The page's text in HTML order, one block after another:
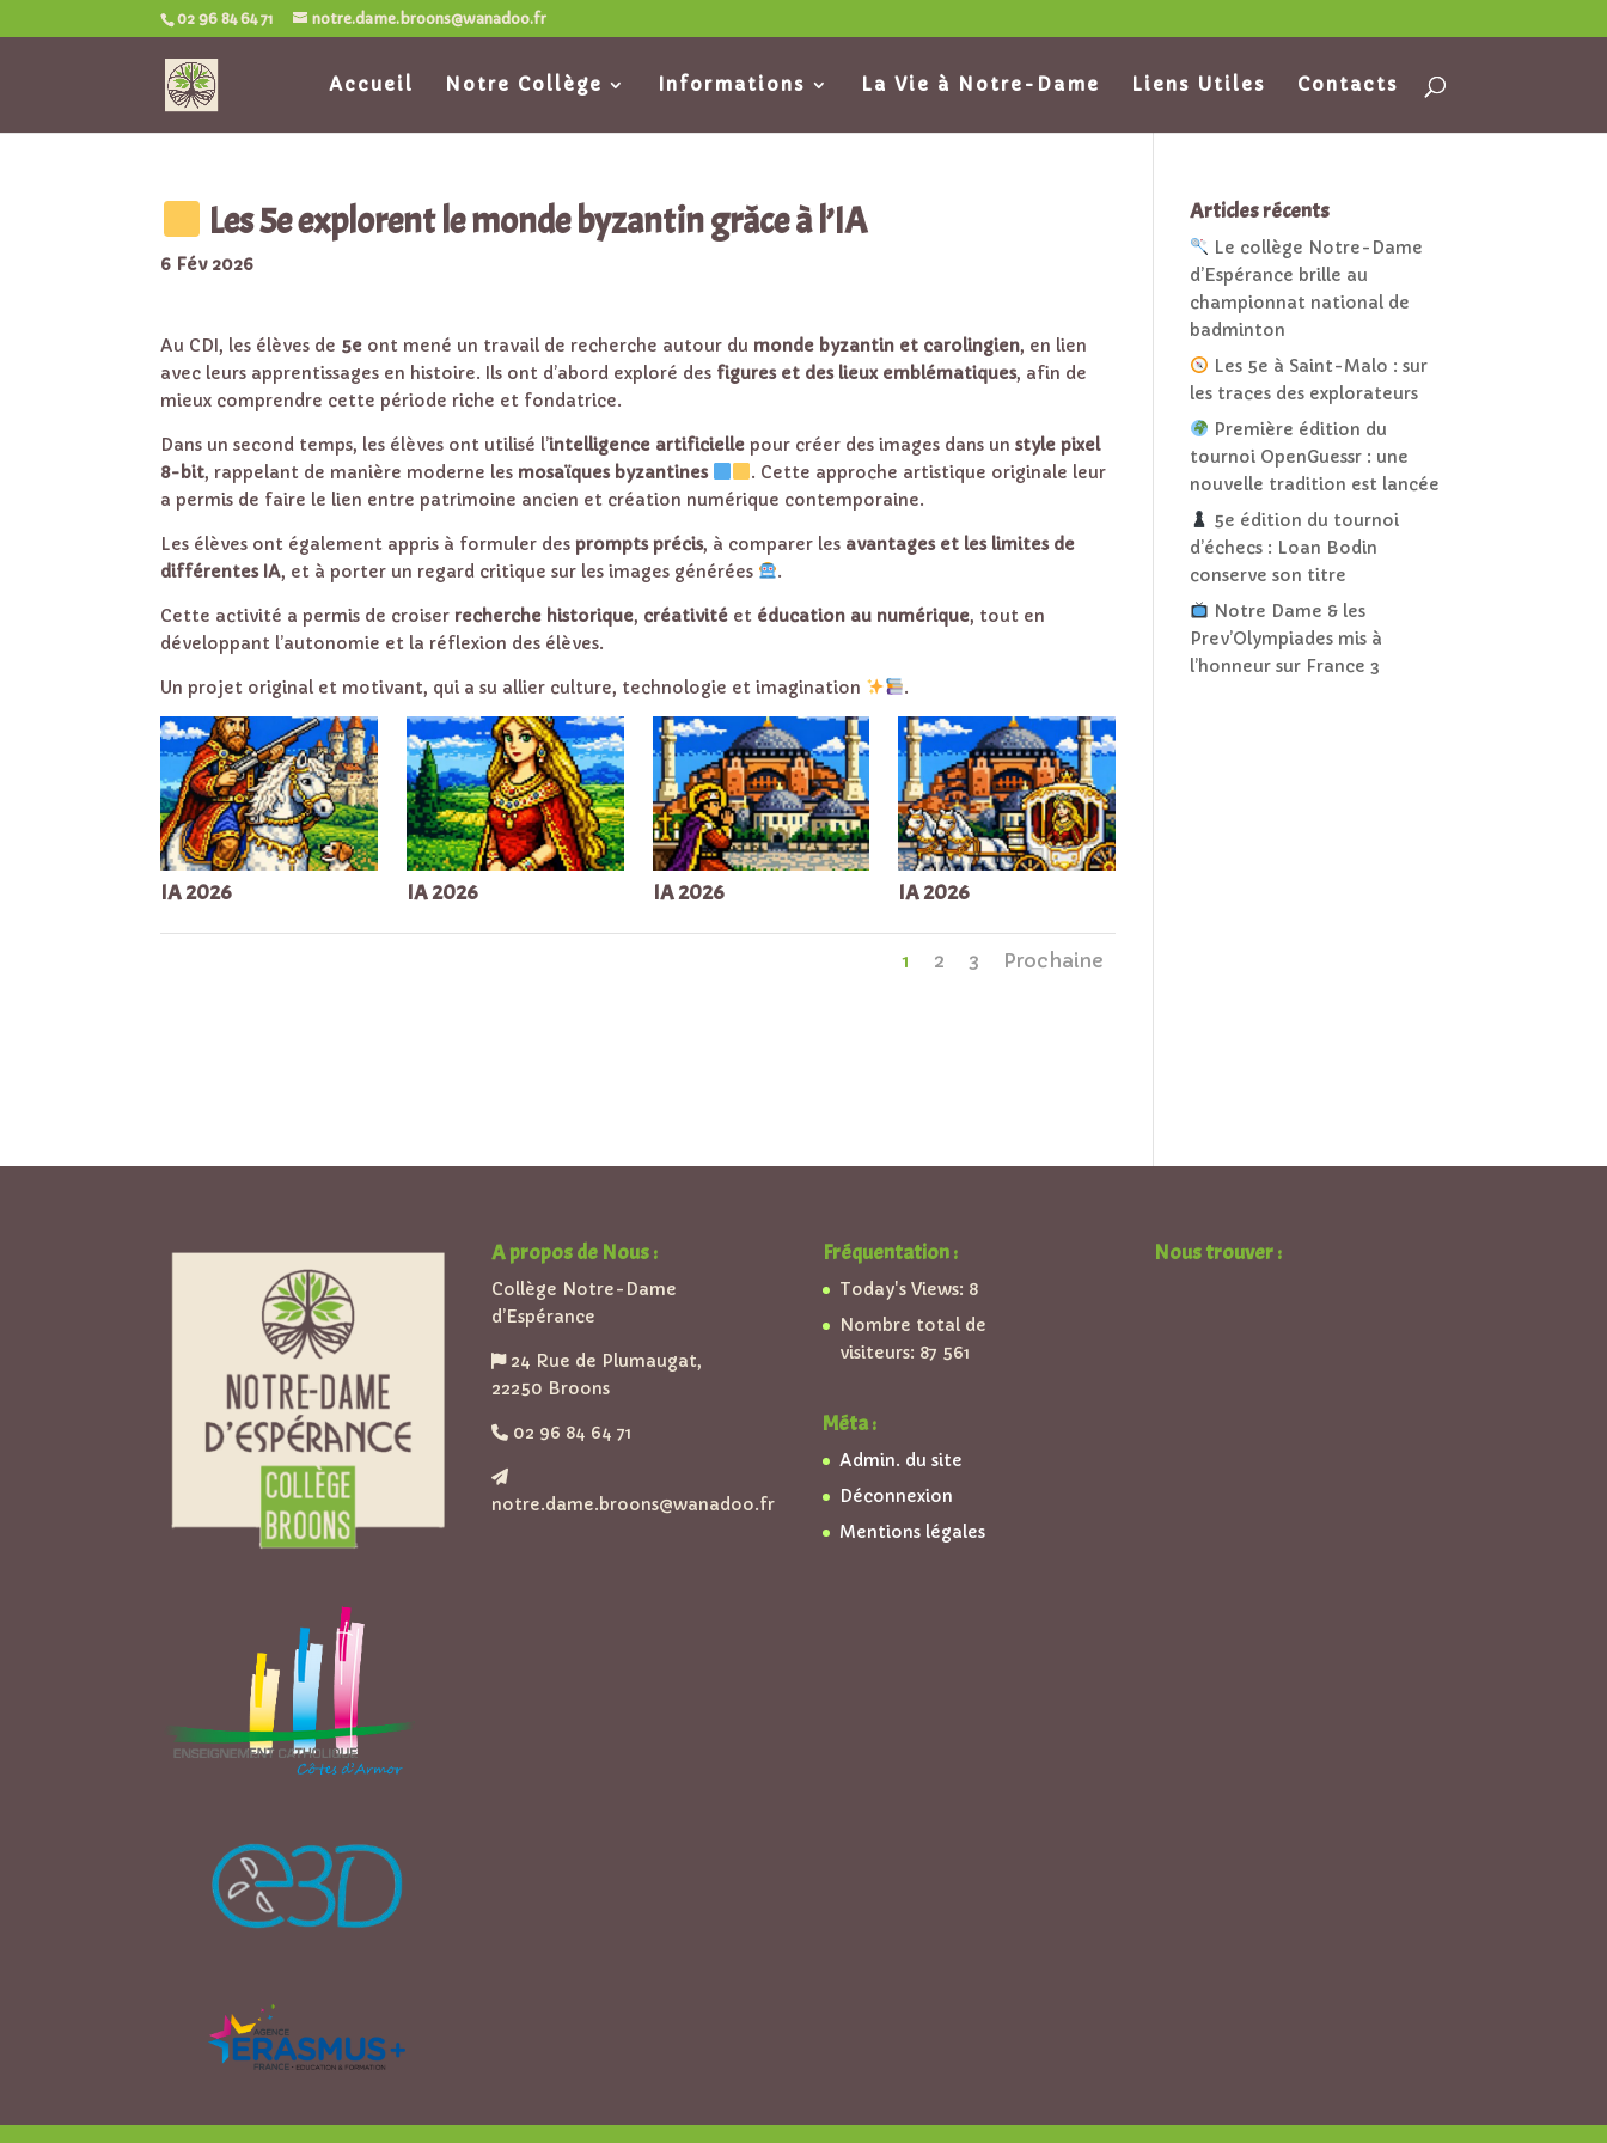
02 96 84 64 71 notre.dame.broons@wanadoo.fr
Accueil Notre Collège Informations La Vie à Notre-Dame Liens Utiles Contacts
Les 5e explorent le monde byzantin grâce à l’IA
6 Fév 2026
Au CDI, les élèves de 5e ont mené un travail de recherche autour du monde byzantin et carolingien, en lien
avec leurs apprentissages en histoire. Ils ont d’abord exploré des figures et des lieux emblématiques, afin de
mieux comprendre cette période riche et fondatrice.
Dans un second temps, les élèves ont utilisé l’intelligence artificielle pour créer des images dans unstyle pixel
8-bit, rappelant de manière moderne les mosaïques byzantines
. Cette approche artistique originale leur
a permis de faire le lien entre patrimoine ancien et création numérique contemporaine.
Les élèves ont également appris à formuler desprompts précis, à comparer les avantages et les limites de
différentes IA, et à porter un regard critique sur les images générées .
Cette activité a permis de croiser recherche historique, créativité et éducation au numérique, tout en
développant l’autonomie et la réflexion des élèves.
Un projet original et motivant, qui a su allier culture, technologie et imagination .
IA 2026 IA 2026 IA 2026 IA 2026
1 2 3 Prochaine
Articles récents
Le collège Notre-Dame
d’Espérance brille au
championnat national de
badminton
Les 5e à Saint-Malo : sur
les traces des explorateurs
Première édition du
tournoi OpenGuessr : une
nouvelle tradition est lancée
5e édition du tournoi
d’échecs : Loan Bodin
conserve son titre
Notre Dame & les
Prev’Olympiades mis à
l’honneur sur France 3
A propos de Nous :
Collège Notre-Dame
d’Espérance
24 Rue de Plumaugat,
22250 Broons
02 96 84 64 71
notre.dame.broons@wanadoo.fr
Fréquentation :
Today's Views: 8
Nombre total de
visiteurs: 87 561
Méta :
Admin. du site
Déconnexion
Mentions légales
Nous trouver :